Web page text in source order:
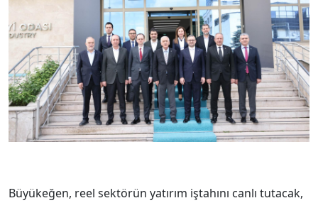
Büyükeğen, reel sektörün yatırım iştahını canlı tutacak,